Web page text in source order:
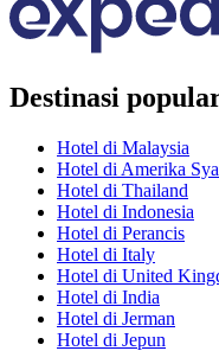
Destinasi
Hotel di Malaysia
Hotel di Amerika
Hotel di Thailand
Hotel di Indonesia
Hotel di Perancis
Hotel di Italy
Hotel di United
Hotel di India
Hotel di Jerman
Hotel di Jepun